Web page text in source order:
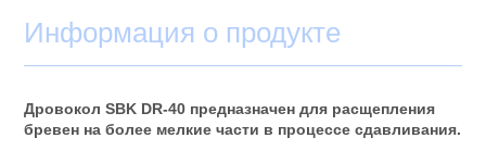
Информация о продукте
Дровокол SBK DR-40 предназначен для расщепления
бревен на более мелкие части в процессе сдавливания.